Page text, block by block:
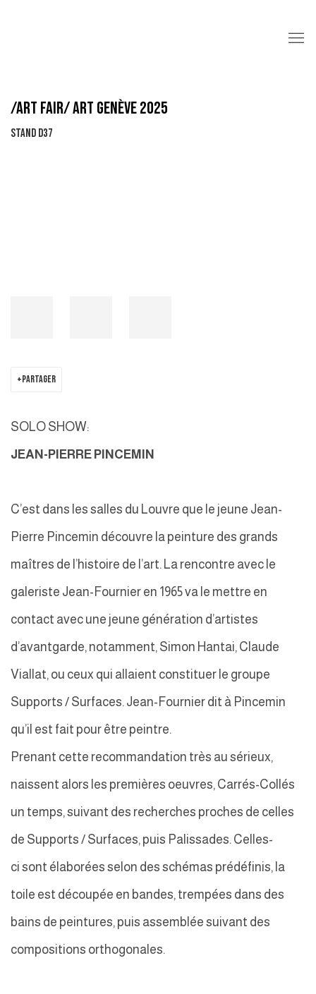
/ART FAIR/ ART GENÈVE 2025
STAND D37
PARTAGER
SOLO SHOW:
JEAN-PIERRE PINCEMIN
C’est dans les salles du Louvre que le jeune Jean-
Pierre Pincemin découvre la peinture des grands
maîtres de l’histoire de l’art. La rencontre avec le
galeriste Jean-Fournier en 1965 va le mettre en
contact avec une jeune génération d’artistes
d’avantgarde, notamment, Simon Hantai, Claude
Viallat, ou ceux qui allaient constituer le groupe
Supports / Surfaces. Jean-Fournier dit à Pincemin
qu’il est fait pour être peintre.
Prenant cette recommandation très au sérieux,
naissent alors les premières oeuvres, Carrés-Collés
un temps, suivant des recherches proches de celles
de Supports / Surfaces, puis Palissades. Celles-
ci sont élaborées selon des schémas prédéfinis, la
toile est découpée en bandes, trempées dans des
bains de peintures, puis assemblée suivant des
compositions orthogonales.